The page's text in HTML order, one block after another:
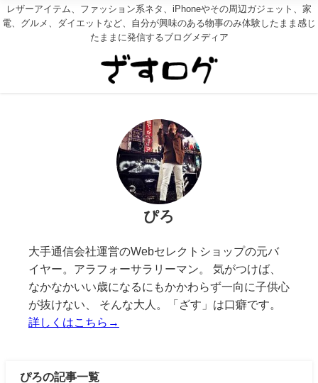
レザーアイテム、ファッション系ネタ、iPhoneやその周辺ガジェット、家
電、グルメ、ダイエットなど、自分が興味のある物事のみ体験したまま感じ
たままに発信するブログメディア
ぴろ
大手通信会社運営のWebセレクトショップの元バ
イヤー。アラフォーサラリーマン。 気がつけば、
なかなかいい歳になるにもかかわらず一向に子供心
が抜けない、 そんな大人。「ざす」は口癖です。
詳しくはこちら→
ぴろの記事一覧